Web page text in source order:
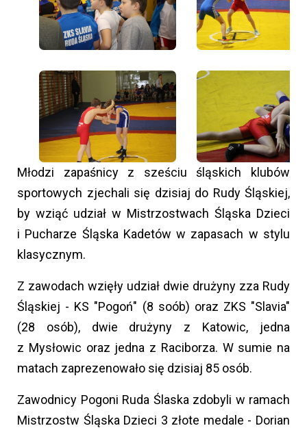
Młodzi zapaśnicy z sześciu śląskich klubów
sportowych zjechali się dzisiaj do Rudy Śląskiej,
by wziąć udział w Mistrzostwach Śląska Dzieci
i Pucharze Śląska Kadetów w zapasach w stylu
klasycznym.
Z zawodach wzięły udział dwie drużyny zza Rudy
Śląskiej - KS "Pogoń" (8 soób) oraz ZKS "Slavia"
(28 osób), dwie drużyny z Katowic, jedna
z Mysłowic oraz jedna z Raciborza. W sumie na
matach zaprezenowało się dzisiaj 85 osób.
Zawodnicy Pogoni Ruda Ślaska zdobyli w ramach
Mistrzostw Śląska Dzieci 3 złote medale - Dorian